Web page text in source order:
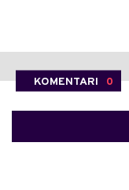
KOMENTARI 0